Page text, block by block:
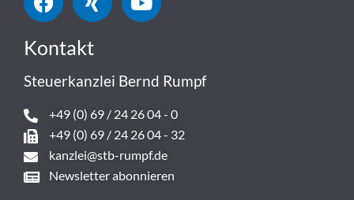
Kontakt
Steuerkanzlei Bernd Rumpf
+49 (0) 69 / 24 26 04 - 0
+49 (0) 69 / 24 26 04 - 32
kanzlei@stb-rumpf.de
Newsletter abonnieren